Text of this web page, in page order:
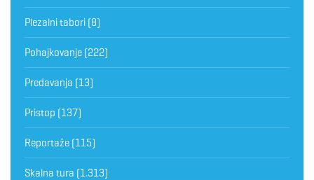
Plezalni tabori (8)
Pohajkovanje (222)
Predavanja (13)
Pristop (137)
Reportaže (115)
Skalna tura (1.313)